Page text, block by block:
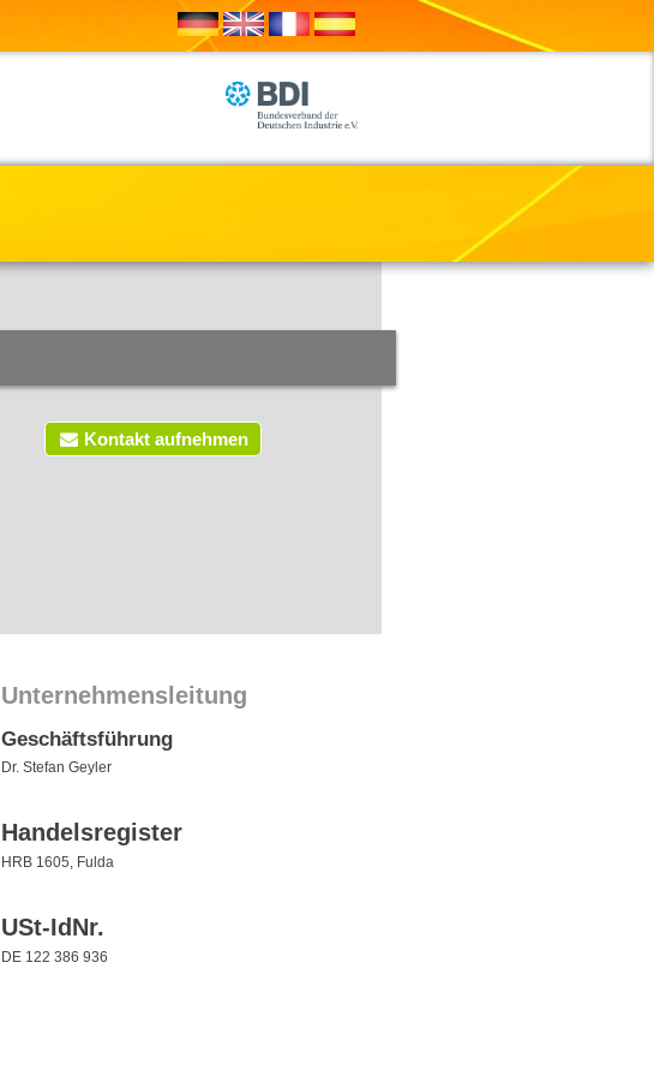
Kontakt aufnehmen
Unternehmensleitung
Geschäftsführung
Dr. Stefan Geyler
Handelsregister
HRB 1605, Fulda
USt-IdNr.
DE 122 386 936